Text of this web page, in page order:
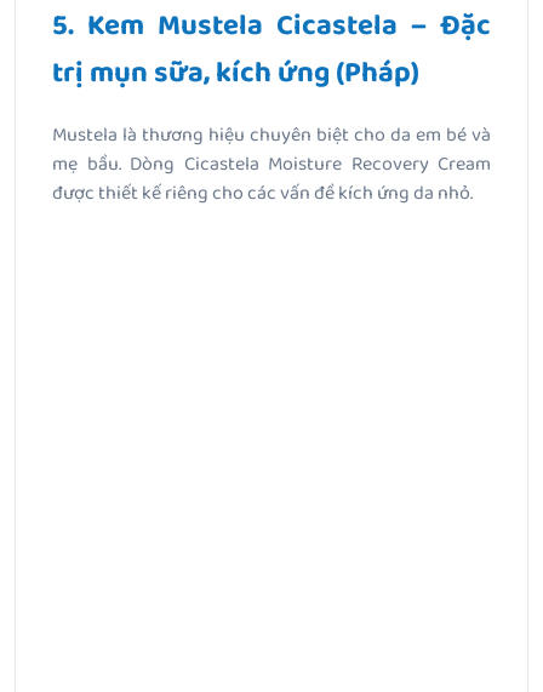
5. Kem Mustela Cicastela – Đặc
trị mụn sữa, kích ứng (Pháp)
Mustela là thương hiệu chuyên biệt cho da em bé và
mẹ bầu. Dòng Cicastela Moisture Recovery Cream
được thiết kế riêng cho các vấn đề kích ứng da nhỏ.